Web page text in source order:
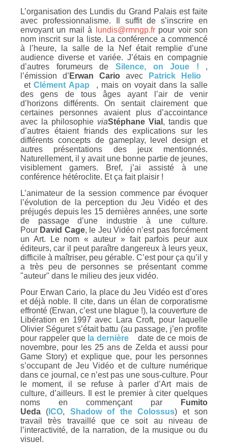
L’organisation des Lundis du Grand Palais est faite
avec professionnalisme. Il suffit de s’inscrire en
envoyant un mail à
lundis@rmngp.frpour voir son
nom inscrit sur la liste. La conférence a commencé
à l’heure, la salle de la Nef était remplie d’une
audience diverse et variée. J’étais en compagnie
d’autres forumeurs de Silence, on Joue !
,
l’émission d’ Erwan Cario avec
Patrick Helio
etClément Apap
, mais on voyait dans la salle
des gens de tous âges ayant l’air de venir
d’horizons différents. On sentait clairement que
certaines personnes avaient plus d’accointance
avec la philosophie viaStéphane Vial , tandis que
d’autres étaient friands des explications sur les
différents concepts de gameplay, level design et
autres présentations des jeux mentionnés.
Naturellement, il y avait une bonne partie de jeunes,
visiblement gamers. Bref, j’ai assisté à une
conférence hétéroclite. Et ça fait plaisir !
L’animateur de la session commence par évoquer
l’évolution de la perception du Jeu Vidéo et des
préjugés depuis les 15 dernières années, une sorte
de passage d’une industrie à une culture.
Pour David Cage, le Jeu Vidéo n’est pas forcément
un Art. Le nom « auteur » fait parfois peur aux
éditeurs, car il peut paraître dangereux à leurs yeux,
difficile à maîtriser, peu gérable. C’est pour ça qu’il y
a très peu de personnes se présentant comme
"auteur" dans le milieu des jeux vidéo.
Pour Erwan Cario, la place du Jeu Vidéo est d’ores
et déjà noble. Il cite, dans un élan de corporatisme
effronté (Erwan, c’est une blague !), la couverture de
Libération en 1997 avec Lara Croft, pour laquelle
Olivier Séguret s’était battu (au passage, j’en profite
pour rappeler que la dernière
date de ce mois de
novembre, pour les 25 ans de Zelda et aussi pour
Game Story) et explique que, pour les personnes
s’occupant de Jeu Vidéo et de culture numérique
dans ce journal, ce n’est pas une sous-culture. Pour
le moment, il se refuse à parler d’Art mais de
culture, d’ailleurs. Il est le premier à citer quelques
noms en commençant par
Fumito
Ueda ( ICO, Shadow of the Colossus) et son
travail très travaillé que ce soit au niveau de
l’interactivité, de la narration, de la musique ou du
visuel.